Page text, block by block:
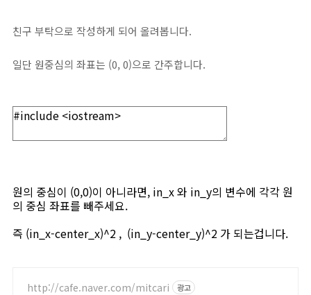
친구 부탁으로 작성하게 되어 올려봅니다.
일단 원중심의 좌표는 (0, 0)으로 간주합니다.
원의 중심이 (0,0)이 아니라면, in_x 와 in_y의 변수에 각각 원
의 중심 좌표를 빼주세요.
즉 (in_x-center_x)^2 , (in_y-center_y)^2 가 되는겁니다.
http://cafe.naver.com/mitcari 광고